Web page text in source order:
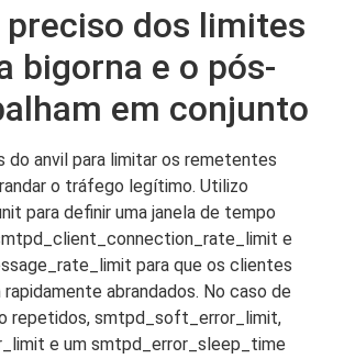
dos limites
bigorna e o pós-
em conjunto
do anvil para limitar os remetentes
o tráfego legítimo. Utilizo
para definir uma janela de tempo
e
para que os clientes
abrandados. No caso de
repetidos, smtpd_soft_error_limit,
e um smtpd_error_sleep_time